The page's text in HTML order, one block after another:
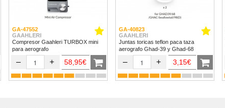
GA-47552
GAAHLERI
Compresor Gaahleri TURBOX mini
para aerografo
– + 58,95€
GA-40823
GAAHLERI
Juntas toricas teflon paca taza
aerografo Ghad-39 y Ghad-68
– + 3,15€